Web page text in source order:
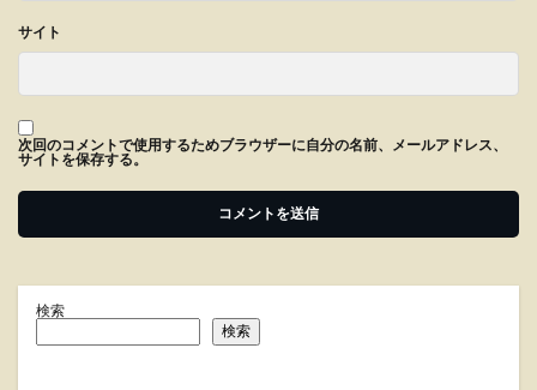
サイト
次回のコメントで使用するためブラウザーに自分の名前、メールアドレス、
サイトを保存する。
検索
検索